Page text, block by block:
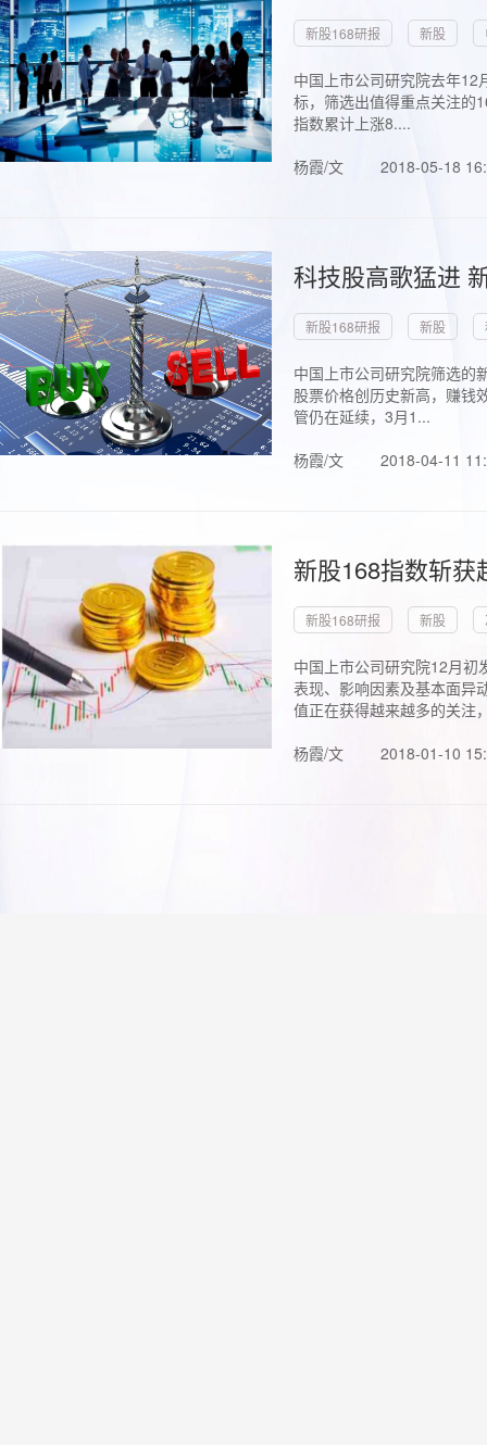
新股168研报 新股
中国上市公司研究院去年
标，筛选出值得重点关注的
指数累计上涨8....
杨霞/文
2018-05-18
科技股高歌猛进
新股168研报 新股
中国上市公司研究院筛选的
股票价格创历史新高，赚钱
管仍在延续，3月1...
杨霞/文
2018-04-11
新股168指数斩
新股168研报 新股
中国上市公司研究院12月初
表现、影响因素及基本面异
值正在获得越来越多的关注
杨霞/文
2018-01-10